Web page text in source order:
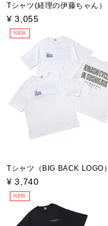
Tシャツ(経理の伊藤ちゃん）
¥ 3,055
NEW
Tシャツ（BIG BACK LOGO）
¥ 3,740
NEW